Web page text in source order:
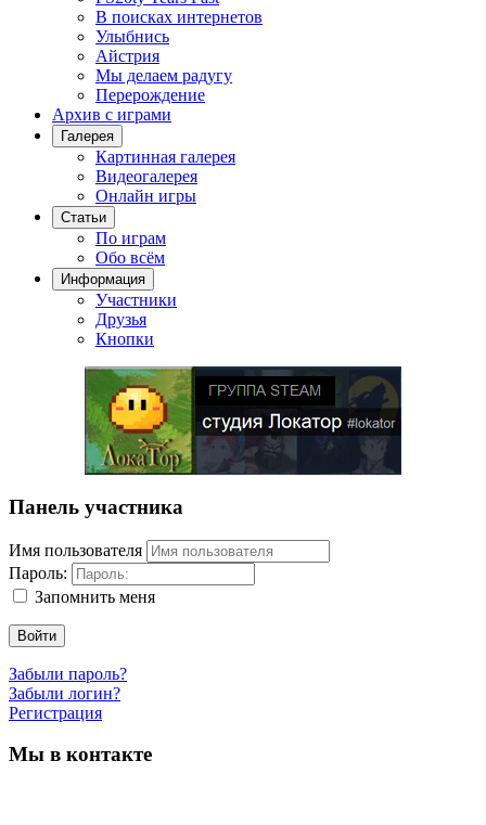
В поисках интернетов
Улыбнись
Айстрия
Мы делаем радугу
Перерождение
Архив с играми
Галерея
Картинная галерея
Видеогалерея
Онлайн игры
Статьи
По играм
Обо всём
Информация
Участники
Друзья
Кнопки
Панель участника
Имя пользователя
Пароль:
Запомнить меня
Войти
Забыли пароль?
Забыли логин?
Регистрация
Мы в контакте